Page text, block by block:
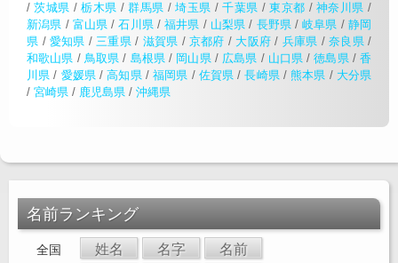
/茨城県 /栃木県 /群馬県 /埼玉県 /千葉県 /東京都 /神奈川県 /
新潟県 / 富山県 /石川県/福井県 / 山梨県 / 長野県/岐阜県 / 静岡
県 / 愛知県 /三重県 / 滋賀県 / 京都府 / 大阪府 / 兵庫県 / 奈良県/
和歌山県 / 鳥取県 / 島根県/ 岡山県/ 広島県 / 山口県 /徳島県/香
川県 / 愛媛県/高知県/ 福岡県 / 佐賀県 /長崎県/熊本県 / 大分県
/ 宮崎県 / 鹿児島県 / 沖縄県
名前ランキング
全国 姓名 名字 名前